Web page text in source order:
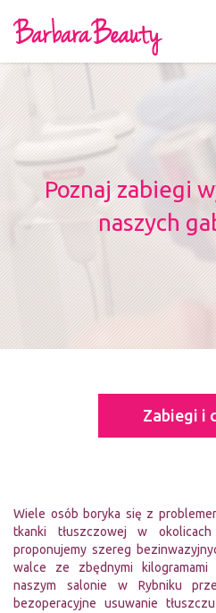
Poznaj zabiegi
naszych
Zabiegi i
Wiele osób boryka się z
tkanki tłuszczowej w
proponujemy szereg
walce ze zbędnymi
naszym salonie w Rybniku
bezoperacyjne usuwanie